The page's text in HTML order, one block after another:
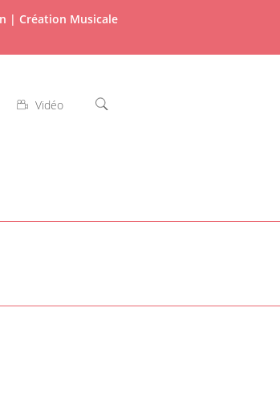
| Création Musicale
Vidéo